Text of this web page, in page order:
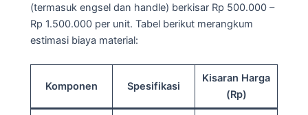
(termasuk engsel dan handle) berkisar Rp 500.000 –
Rp 1.500.000 per unit. Tabel berikut merangkum
estimasi biaya material:
Komponen Spesifikasi
Kisaran Harga
(Rp)